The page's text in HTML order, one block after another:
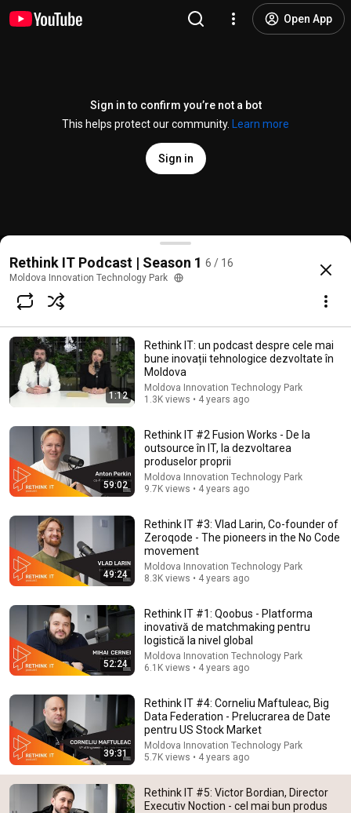
Open App
Sign in to confirm you’re not a bot
This helps protect our community.
Learn more
Sign in
Rethink IT #5: Victor Bordian, Director Executiv
@MITPchannel 18 likes 9.8K views 4 years ago
Subscribe
Comments 2
Comment...
Rethink IT #6: George Teodorescu, Mixbook „Moldova
- țară mică, beneficii mari” pentru industria IT
Moldova Innovation Technology Park • 6.3K views
Rethink IT Podcast | Season 1 6 / 16
Moldova Innovation Technology Park
1:12
Rethink IT: un podcast despre cele mai
bune inovații tehnologice dezvoltate în
Moldova
Moldova Innovation Technology Park
1.3K views • 4 years ago
59:02
Rethink IT #2 Fusion Works - De la
outsource în IT, la dezvoltarea
produselor proprii
Moldova Innovation Technology Park
9.7K views • 4 years ago
49:24
Rethink IT #3: Vlad Larin, Co-founder of
Zeroqode - The pioneers in the No Code
movement
Moldova Innovation Technology Park
8.3K views • 4 years ago
52:24
Rethink IT #1: Qoobus - Platforma
inovativă de matchmaking pentru
logistică la nivel global
Moldova Innovation Technology Park
6.1K views • 4 years ago
39:31
Rethink IT #4: Corneliu Maftuleac, Big
Data Federation - Prelucrarea de Date
pentru US Stock Market
Moldova Innovation Technology Park
5.7K views • 4 years ago
Rethink IT #5: Victor Bordian, Director
Executiv Noction - cel mai bun produs